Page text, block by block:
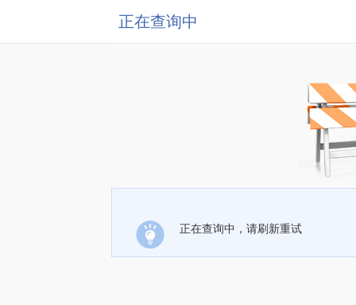
正在查询中
正在查询中，请刷新重试